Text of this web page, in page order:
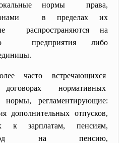
нормы права,
в пределах их
распространяются на
предприятия либо
часто встречающихся
нормативных
нормы, регламентирующие:
дополнительных отпусков,
к зарплатам, пенсиям,
на пенсию,